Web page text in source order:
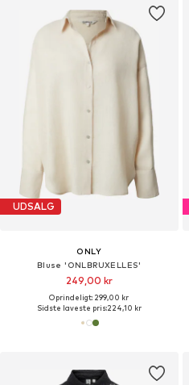
UDSALG
ONLY
Bluse 'ONLBRUXELLES'
249,00 kr
Oprindeligt: 299,00 kr
Sidste laveste pris:224,10 kr